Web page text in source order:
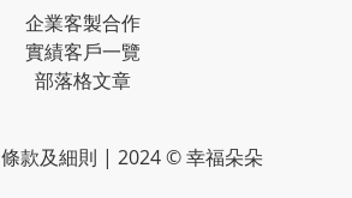
企業客製合作
實績客戶一覽
部落格文章
條款及細則 | 2024 © 幸福朵朵